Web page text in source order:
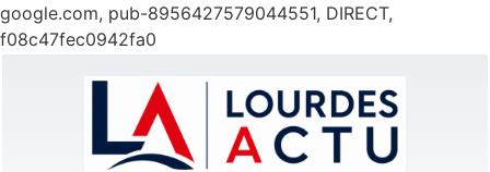
google.com, pub-8956427579044551, DIRECT,
f08c47fec0942fa0